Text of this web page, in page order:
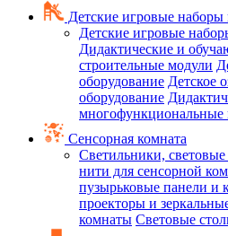
Детские игровые наборы
Детские игровые
Дидактические и
строительные модули
оборудование Детское
оборудование
многофункциональные
Сенсорная комната
Светильники,
нити для сенсорной
пузырьковые панели и
проекторы и
комнаты Световые